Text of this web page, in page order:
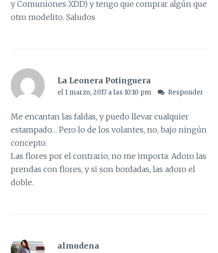
y Comuniones XDD) y tengo que comprar algún que
otro modelito. Saludos
La Leonera Potinguera
el 1 marzo, 2017 a las 10:10 pm Responder
Me encantan las faldas, y puedo llevar cualquier
estampado… Pero lo de los volantes, no, bajo ningún
concepto.
Las flores por el contrario, no me importa. Adoro las
prendas con flores, y si son bordadas, las adoro el
doble.
almudena